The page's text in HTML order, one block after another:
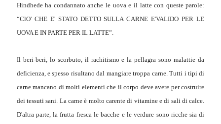
Hindhede ha condannato anche le uova e il latte con queste parole:
“ClO' CHE E' STATO DETTO SULLA CARNE E'VALIDO PER LE
UOVA E IN PARTE PER IL LATTE”.
Il beri-beri, lo scorbuto, il rachitismo e la pellagra sono malattie da
deficienza, e spesso risultano dal mangiare troppa carne. Tutti i tipi di
carne mancano di molti elementi che il corpo deve avere per costruire
dei tessuti sani. La carne è molto carente di vitamine e di sali di calce.
D'altra parte, la frutta fresca le bacche e le verdure sono ricche sia di